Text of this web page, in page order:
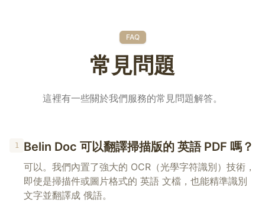
FAQ
常見問題
這裡有一些關於我們服務的常見問題解答。
1 Belin Doc 可以翻譯掃描版的 英語 PDF 嗎？
可以。我們內置了強大的 OCR（光學字符識別）技術，
即使是掃描件或圖片格式的 英語 文檔，也能精準識別
文字並翻譯成 俄語。